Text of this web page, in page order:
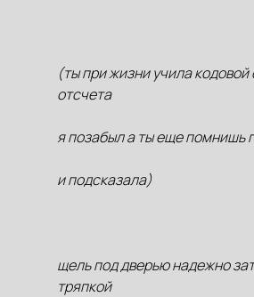
(ты при жизни учила кодовой
отсчета
я позабыл а ты еще помнишь
и подсказала)
щель под дверью надежно
тряпкой